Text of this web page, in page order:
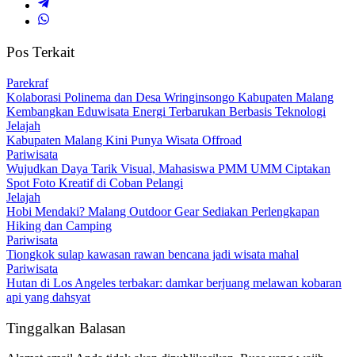
Pos Terkait
Parekraf
Kolaborasi Polinema dan Desa Wringinsongo Kabupaten Malang
Kembangkan Eduwisata Energi Terbarukan Berbasis Teknologi
Jelajah
Kabupaten Malang Kini Punya Wisata Offroad
Pariwisata
Wujudkan Daya Tarik Visual, Mahasiswa PMM UMM Ciptakan
Spot Foto Kreatif di Coban Pelangi
Jelajah
Hobi Mendaki? Malang Outdoor Gear Sediakan Perlengkapan
Hiking dan Camping
Pariwisata
Tiongkok sulap kawasan rawan bencana jadi wisata mahal
Pariwisata
Hutan di Los Angeles terbakar: damkar berjuang melawan kobaran
api yang dahsyat
Tinggalkan Balasan